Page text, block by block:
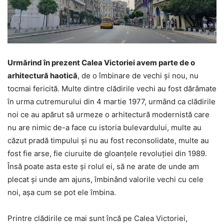
Urmărind în prezent Calea Victoriei avem parte de o
arhitectură haotică, de o îmbinare de vechi şi nou, nu
tocmai fericită. Multe dintre clădirile vechi au fost dărâmate
în urma cutremurului din 4 martie 1977, urmând ca clădirile
noi ce au apărut să urmeze o arhitectură modernistă care
nu are nimic de-a face cu istoria bulevardului, multe au
căzut pradă timpului şi nu au fost reconsolidate, multe au
fost fie arse, fie ciuruite de gloanţele revoluţiei din 1989.
Însă poate asta este şi rolul ei, să ne arate de unde am
plecat şi unde am ajuns, îmbinând valorile vechi cu cele
noi, aşa cum se pot ele îmbina.
Printre clădirile ce mai sunt încă pe Calea Victoriei,